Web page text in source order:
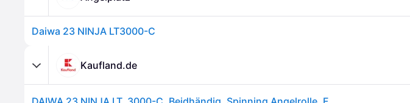
Daiwa 23 NINJA LT3000-C
Kaufland.de